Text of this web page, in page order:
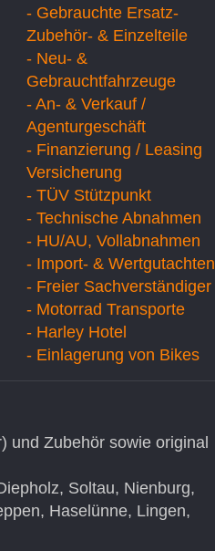
- Gebrauchte Ersatz-
Zubehör- & Einzelteile
- Neu- &
Gebrauchtfahrzeuge
- An- & Verkauf /
Agenturgeschäft
- Finanzierung / Leasing
Versicherung
- TÜV Stützpunkt
- Technische Abnahmen
- HU/AU, Vollabnahmen
- Import- & Wertgutachten
- Freier Sachverständiger
- Motorrad Transporte
- Harley Hotel
- Einlagerung von Bikes
und Zubehör sowie original
Soltau, Nienburg,
Haselünne, Lingen,